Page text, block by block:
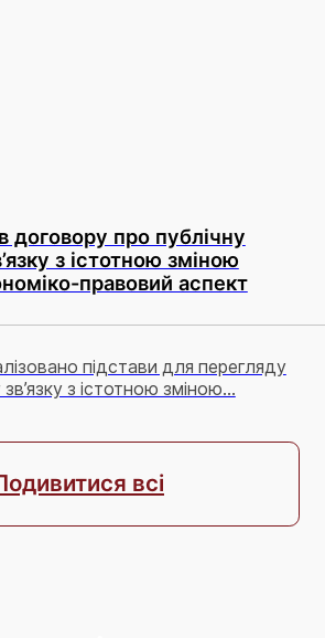
всі
договору про публічну
з істотною зміною
правовий аспект
підстави для перегляду
з істотною зміною...